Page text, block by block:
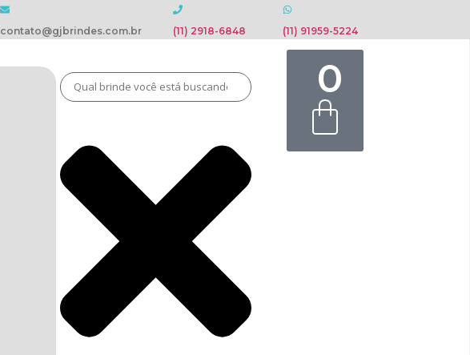
contato@gjbrindes.com.br (11) 2918-6848 (11) 91959-5224
0